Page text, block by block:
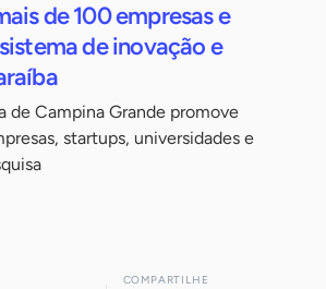
de 100 empresas e
de inovação e
de Campina Grande promove
startups, universidades e
COMPARTILHE